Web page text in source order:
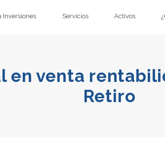
Inversiones Servicios Activos
en venta
Retiro